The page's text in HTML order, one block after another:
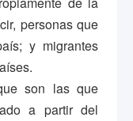
personas que
y migrantes
son las que
a partir del